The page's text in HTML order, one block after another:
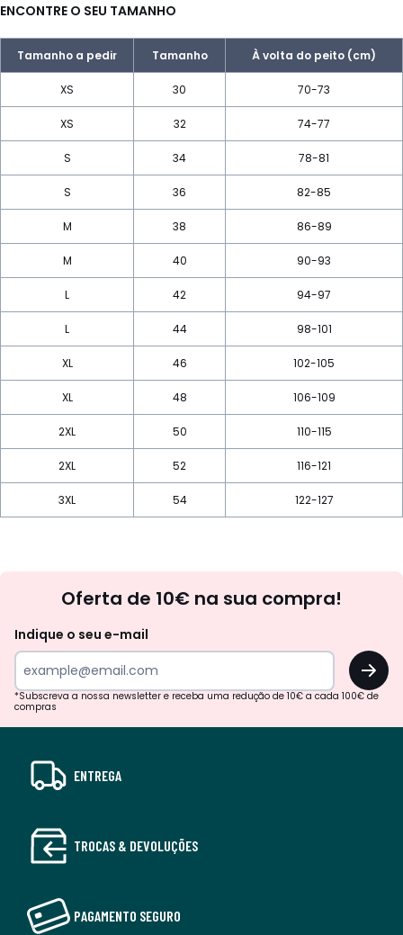
ENCONTRE O SEU TAMANHO
Tamanho a pedir Tamanho À volta do peito (cm)
XS 30 70-73
XS 32 74-77
S 34 78-81
S 36 82-85
M 38 86-89
M 40 90-93
L 42 94-97
L 44 98-101
XL 46 102-105
XL 48 106-109
2XL 50 110-115
2XL 52 116-121
3XL 54 122-127
Oferta de 10€ na sua compra!
Indique o seu e-mail
OK
*Subscreva a nossa newsletter e receba uma redução de 10€ a cada 100€ de
compras
ENTREGA
TROCAS & DEVOLUÇÕES
PAGAMENTO SEGURO